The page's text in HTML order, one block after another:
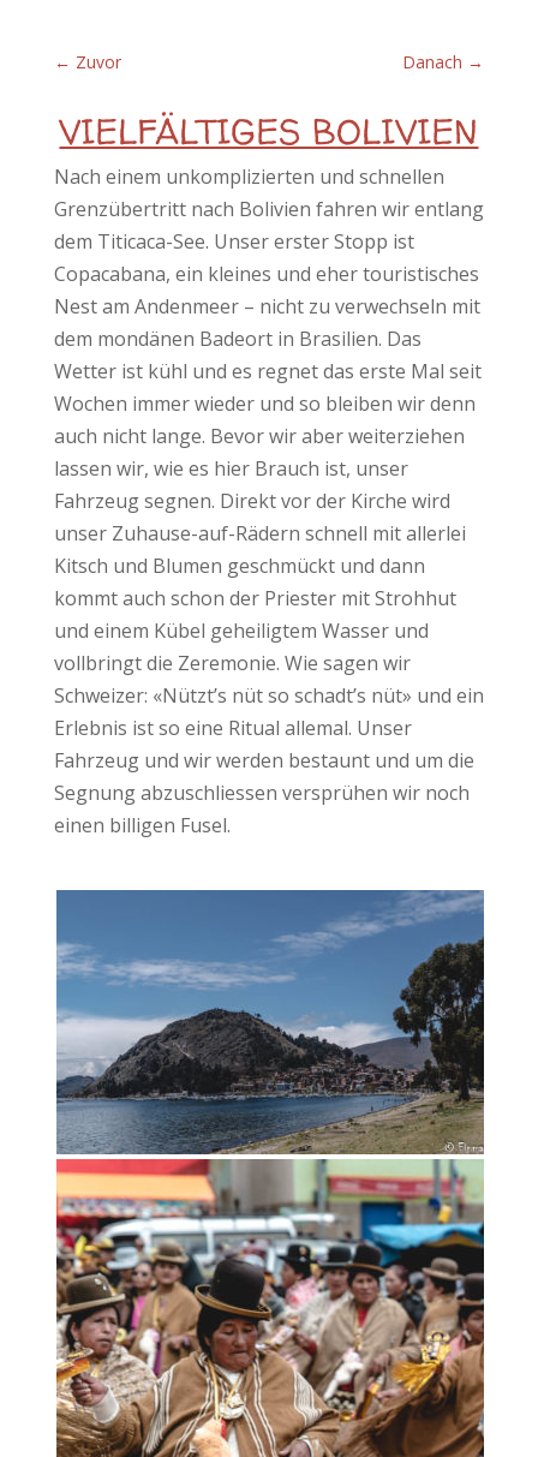
← Zuvor Danach →
VIELFÄLTIGES BOLIVIEN
Nach einem unkomplizierten und schnellen
Grenzübertritt nach Bolivien fahren wir entlang
dem Titicaca-See. Unser erster Stopp ist
Copacabana, ein kleines und eher touristisches
Nest am Andenmeer – nicht zu verwechseln mit
dem mondänen Badeort in Brasilien. Das
Wetter ist kühl und es regnet das erste Mal seit
Wochen immer wieder und so bleiben wir denn
auch nicht lange. Bevor wir aber weiterziehen
lassen wir, wie es hier Brauch ist, unser
Fahrzeug segnen. Direkt vor der Kirche wird
unser Zuhause-auf-Rädern schnell mit allerlei
Kitsch und Blumen geschmückt und dann
kommt auch schon der Priester mit Strohhut
und einem Kübel geheiligtem Wasser und
vollbringt die Zeremonie. Wie sagen wir
Schweizer: «Nützt’s nüt so schadt’s nüt» und ein
Erlebnis ist so eine Ritual allemal. Unser
Fahrzeug und wir werden bestaunt und um die
Segnung abzuschliessen versprühen wir noch
einen billigen Fusel.